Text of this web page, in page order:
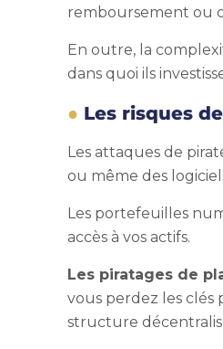
remboursement ou
En outre, la
dans quoi ils
Les risques
Les attaques de
ou même des
Les portefeuilles
accès à vos actifs.
Les piratages de
vous perdez les
structure